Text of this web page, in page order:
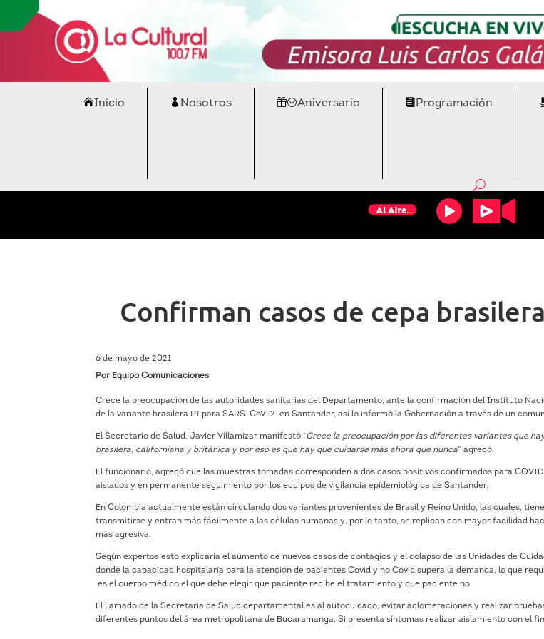
Inicio Nosotros Aniversario Programación
Confirman casos de cepa
6 de mayo de 2021
Por Equipo Comunicaciones
Crece la preocupación de las autoridades sanitarias del Departamento, ante la confirmación del Instituto
de la variante brasilera P1 para SARS-CoV-2 en Santander, así lo informó la Gobernación a través de un
El Secretario de Salud, Javier Villamizar manifestó “Crece la preocupación por las diferentes variantes que
brasilera, californiana y británica y por eso es que hay que cuidarse más ahora que nunca” agregó.
El funcionario, agregó que las muestras tomadas corresponden a dos casos positivos confirmados para
aislados y en permanente seguimiento por los equipos de vigilancia epidemiológica de Santander.
En Colombia actualmente están circulando dos variantes provenientes de Brasil y Reino Unido, las cuales,
transmitirse y entran más fácilmente a las células humanas y, por lo tanto, se replican con mayor facilidad
más agresiva.
Según expertos esto explicaría el aumento de nuevos casos de contagios y el colapso de las Unidades de
donde la capacidad hospitalaria para la atención de pacientes Covid y no Covid supera la demanda, lo que
es el cuerpo médico el que debe elegir que paciente recibe el tratamiento y que paciente no.
El llamado de la Secretaria de Salud departamental es al autocuidado, evitar aglomeraciones y realizar
diferentes puntos del área metropolitana de Bucaramanga. Si presenta síntomas realizar aislamiento con el